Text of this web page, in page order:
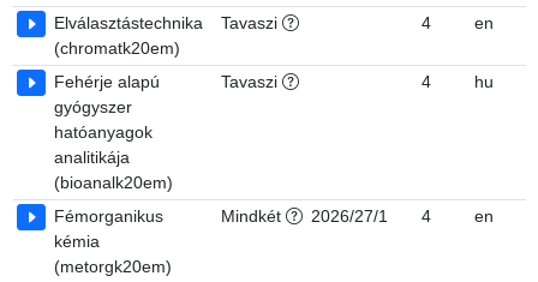
Elválasztástechnika
(chromatk20em)
Tavaszi 4 en
Fehérje alapú
gyógyszer
hatóanyagok
analitikája
(bioanalk20em)
Tavaszi 4 hu
Fémorganikus
kémia
(metorgk20em)
Mindkét 2026/27/1 4 en